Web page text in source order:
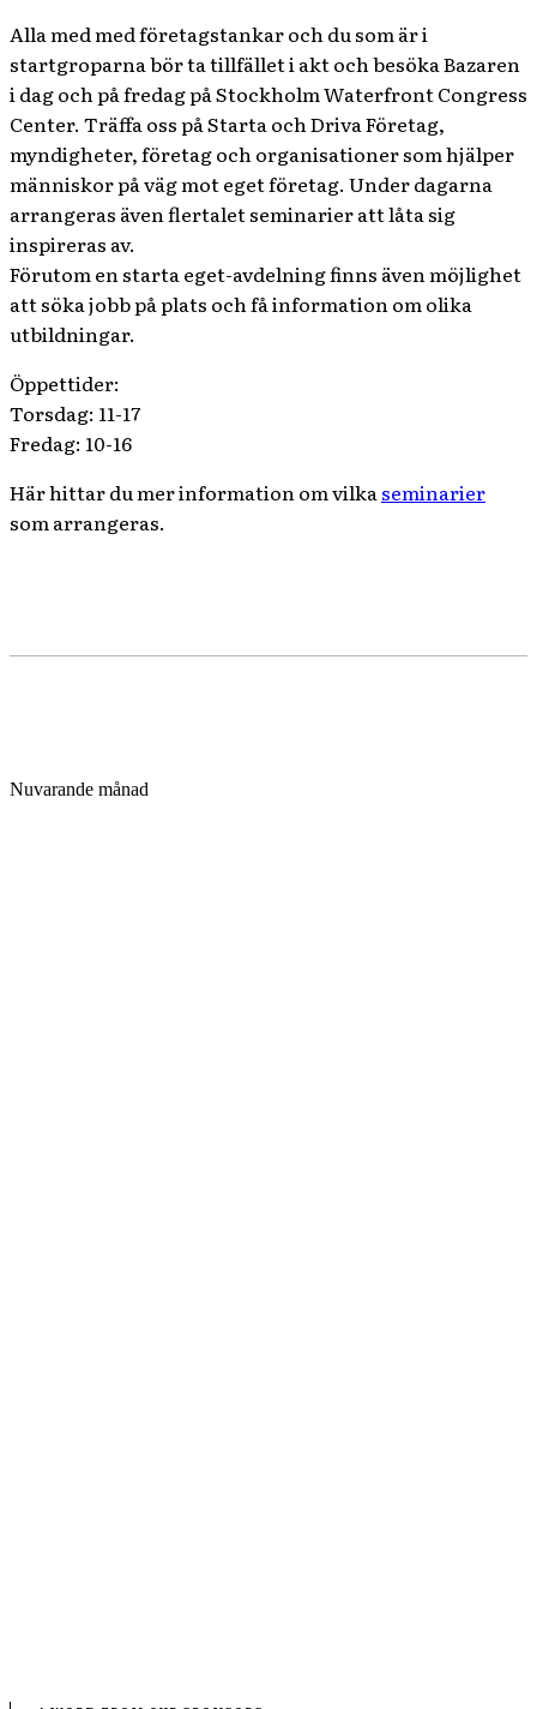
Alla med med företagstankar och du som är i
startgroparna bör ta tillfället i akt och besöka Bazaren
i dag och på fredag på Stockholm Waterfront Congress
Center. Träffa oss på Starta och Driva Företag,
myndigheter, företag och organisationer som hjälper
människor på väg mot eget företag. Under dagarna
arrangeras även flertalet seminarier att låta sig
inspireras av.
Förutom en starta eget-avdelning finns även möjlighet
att söka jobb på plats och få information om olika
utbildningar.
Öppettider:
Torsdag: 11-17
Fredag: 10-16
Här hittar du mer information om vilkaseminarier
som arrangeras.
Nuvarande månad